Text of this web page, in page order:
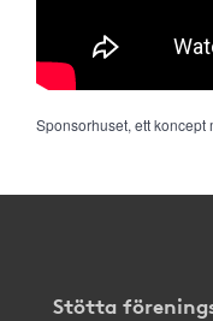
Sponsorhuset, ett koncept
Stötta